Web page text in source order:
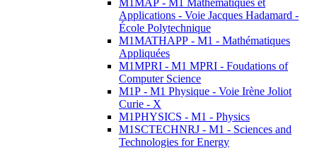
M1MAP - M1 Mathématiques et
Applications - Voie Jacques Hadamard -
École Polytechnique
M1MATHAPP - M1 - Mathématiques
Appliquées
M1MPRI - M1 MPRI - Foudations of
Computer Science
M1P - M1 Physique - Voie Irène Joliot
Curie - X
M1PHYSICS - M1 - Physics
M1SCTECHNRJ - M1 - Sciences and
Technologies for Energy